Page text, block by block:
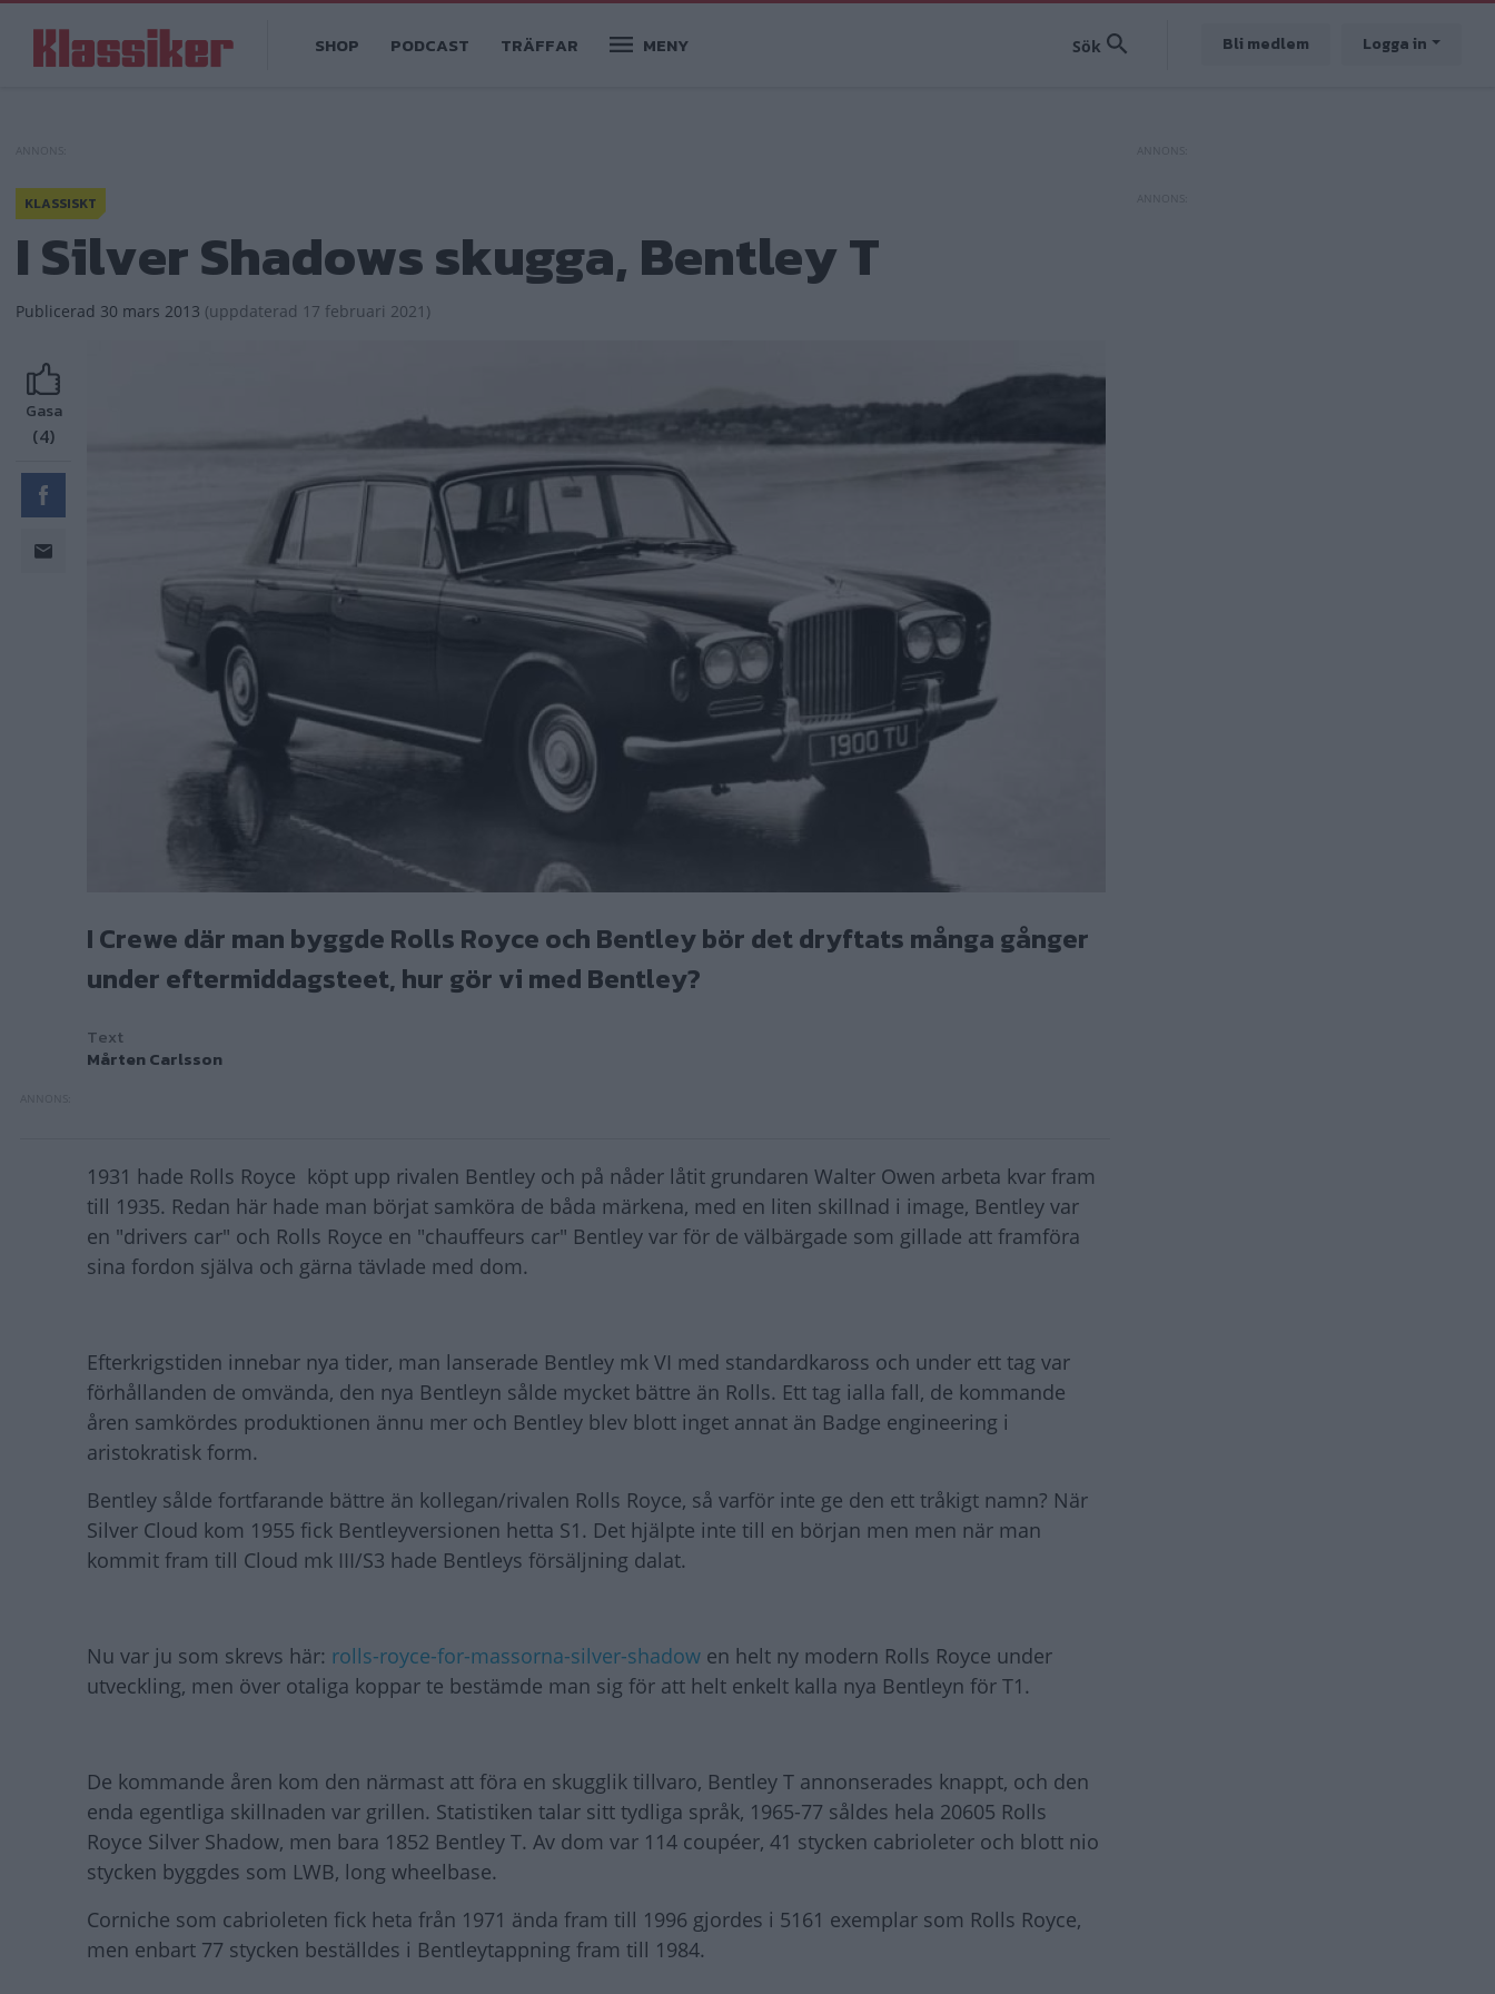
huvudinnehåll
navigation
SHOP PODCAST TRÄFFAR MENY Bli medlem Logga in
KLASSISKT
I Silver Shadows skugga, Bentley T
Publicerad 30 mars 2013 (uppdaterad 17 februari 2021)
Gasa
(4)
I Crewe där man byggde Rolls Royce och Bentley bör det dryftats många gånger
under eftermiddagsteet, hur gör vi med Bentley?
Text
Mårten Carlsson
1931 hade Rolls Royce köpt upp rivalen Bentley och på nåder låtit grundaren Walter Owen arbeta kvar fram
till 1935. Redan här hade man börjat samköra de båda märkena, med en liten skillnad i image, Bentley var
en "drivers car" och Rolls Royce en "chauffeurs car" Bentley var för de välbärgade som gillade att framföra
sina fordon själva och gärna tävlade med dom.
Efterkrigstiden innebar nya tider, man lanserade Bentley mk VI med standardkaross och under ett tag var
förhållanden de omvända, den nya Bentleyn sålde mycket bättre än Rolls. Ett tag ialla fall, de kommande
åren samkördes produktionen ännu mer och Bentley blev blott inget annat än Badge engineering i
aristokratisk form.
Bentley sålde fortfarande bättre än kollegan/rivalen Rolls Royce, så varför inte ge den ett tråkigt namn? När
Silver Cloud kom 1955 fick Bentleyversionen hetta S1. Det hjälpte inte till en början men men när man
kommit fram till Cloud mk III/S3 hade Bentleys försäljning dalat.
Nu var ju som skrevs här: rolls-royce-for-massorna-silver-shadow en helt ny modern Rolls Royce under
utveckling, men över otaliga koppar te bestämde man sig för att helt enkelt kalla nya Bentleyn för T1.
De kommande åren kom den närmast att föra en skugglik tillvaro, Bentley T annonserades knappt, och den
enda egentliga skillnaden var grillen. Statistiken talar sitt tydliga språk, 1965-77 såldes hela 20605 Rolls
Royce Silver Shadow, men bara 1852 Bentley T. Av dom var 114 coupéer, 41 stycken cabrioleter och blott nio
stycken byggdes som LWB, long wheelbase.
Corniche som cabrioleten fick heta från 1971 ända fram till 1996 gjordes i 5161 exemplar som Rolls Royce,
men enbart 77 stycken beställdes i Bentleytappning fram till 1984.